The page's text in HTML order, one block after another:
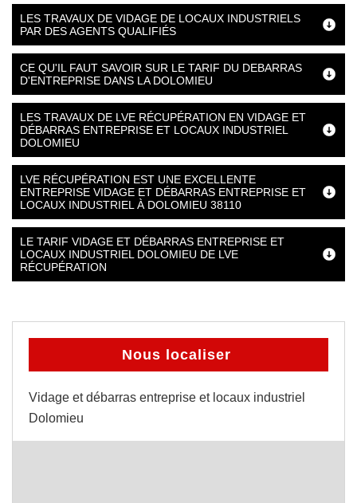
LES TRAVAUX DE VIDAGE DE LOCAUX INDUSTRIELS
PAR DES AGENTS QUALIFIÉS
CE QU'IL FAUT SAVOIR SUR LE TARIF DU DEBARRAS
D'ENTREPRISE DANS LA DOLOMIEU
LES TRAVAUX DE LVE RÉCUPÉRATION EN VIDAGE ET
DÉBARRAS ENTREPRISE ET LOCAUX INDUSTRIEL
DOLOMIEU
LVE RÉCUPÉRATION EST UNE EXCELLENTE
ENTREPRISE VIDAGE ET DÉBARRAS ENTREPRISE ET
LOCAUX INDUSTRIEL À DOLOMIEU 38110
LE TARIF VIDAGE ET DÉBARRAS ENTREPRISE ET
LOCAUX INDUSTRIEL DOLOMIEU DE LVE
RÉCUPÉRATION
Nous localiser
Vidage et débarras entreprise et locaux industriel
Dolomieu